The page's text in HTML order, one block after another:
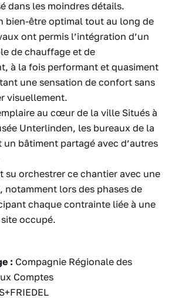
dans les moindres détails.
bien-être optimal tout au long de
ont permis l’intégration d’un
de chauffage et de
à la fois performant et quasiment
une sensation de confort sans
visuellement.
au cœur de la ville Situés à
Unterlinden, les bureaux de la
un bâtiment partagé avec d’autres
su orchestrer ce chantier avec une
notamment lors des phases de
chaque contrainte liée à une
occupé.
: Compagnie Régionale des
Comptes